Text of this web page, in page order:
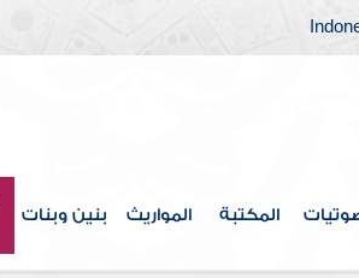
المكتبة المواريث بنين وبنات